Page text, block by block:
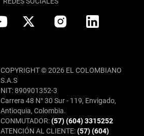
COPYRIGHT © 2026 EL COLOMBIANO
S.A.S
NIT: 890901352-3
Carrera 48 N° 30 Sur - 119, Envigado,
Antioquia, Colombia.
CONMUTADOR:(57) (604) 3315252
ATENCIÓN AL CLIENTE:(57) (604)